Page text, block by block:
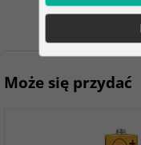
Może się przydać